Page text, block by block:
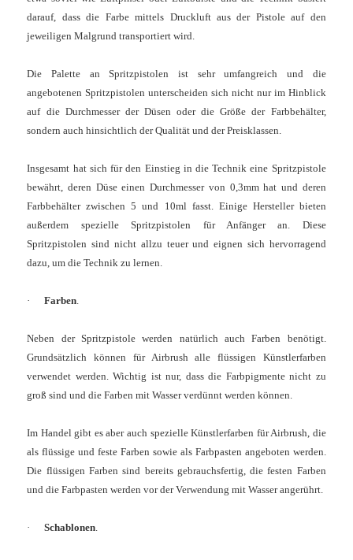
darauf, dass die Farbe mittels Druckluft aus der Pistole auf den
jeweiligen Malgrund transportiert wird.
Die Palette an Spritzpistolen ist sehr umfangreich und die
angebotenen Spritzpistolen unterscheiden sich nicht nur im Hinblick
auf die Durchmesser der Düsen oder die Größe der Farbbehälter,
sondern auch hinsichtlich der Qualität und der Preisklassen.
Insgesamt hat sich für den Einstieg in die Technik eine Spritzpistole
bewährt, deren Düse einen Durchmesser von 0,3mm hat und deren
Farbbehälter zwischen 5 und 10ml fasst. Einige Hersteller bieten
außerdem spezielle Spritzpistolen für Anfänger an. Diese
Spritzpistolen sind nicht allzu teuer und eignen sich hervorragend
dazu, um die Technik zu lernen.
· Farben.
Neben der Spritzpistole werden natürlich auch Farben benötigt.
Grundsätzlich können für Airbrush alle flüssigen Künstlerfarben
verwendet werden. Wichtig ist nur, dass die Farbpigmente nicht zu
groß sind und die Farben mit Wasser verdünnt werden können.
Im Handel gibt es aber auch spezielle Künstlerfarben für Airbrush, die
als flüssige und feste Farben sowie als Farbpasten angeboten werden.
Die flüssigen Farben sind bereits gebrauchsfertig, die festen Farben
und die Farbpasten werden vor der Verwendung mit Wasser angerührt.
· Schablonen.